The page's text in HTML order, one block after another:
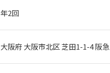
年2回
大阪府 大阪市北区 芝田1-1-4 阪